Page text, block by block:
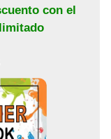
con el